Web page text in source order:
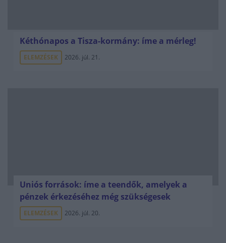
Kéthónapos a Tisza-kormány: íme a mérleg!
ELEMZÉSEK 2026. júl. 21.
Uniós források: íme a teendők, amelyek a
pénzek érkezéséhez még szükségesek
ELEMZÉSEK 2026. júl. 20.